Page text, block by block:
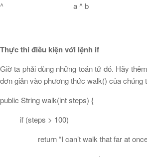
^
a ^ b
Thực thi điều kiện với lệnh if
Giờ ta phải dùng những toán tử đó. Hãy
đơn giản vào phương thức walk() của chúng
public String walk(int steps) {
if (steps > 100)
return “I can’t walk that far at